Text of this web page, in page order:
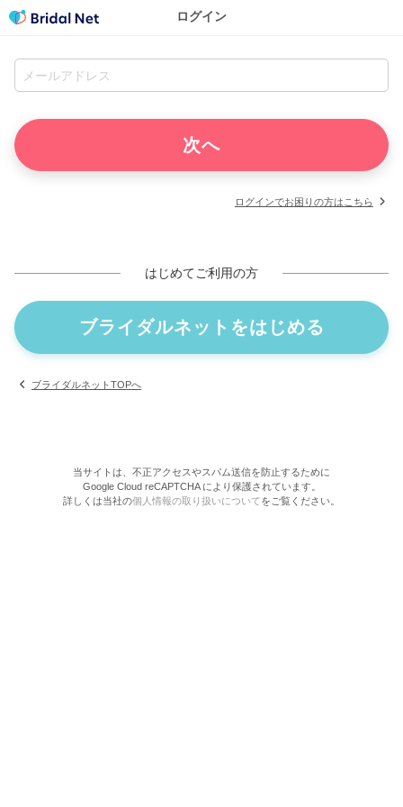
ログイン
ログインでお困りの方はこちら
はじめてご利用の方
ブライダルネットをはじめる
ブライダルネットTOPへ
当サイトは、不正アクセスやスパム送信を防止するために
Google Cloud reCAPTCHA により保護されています。
詳しくは当社の個人情報の取り扱いについてをご覧ください。